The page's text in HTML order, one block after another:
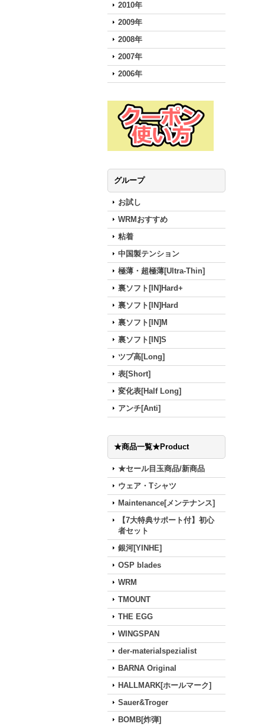
2010年
2009年
2008年
2007年
2006年
グループ
お試し
WRMおすすめ
粘着
中国製テンション
極薄・超極薄[Ultra-Thin]
裏ソフト[IN]Hard+
裏ソフト[IN]Hard
裏ソフト[IN]M
裏ソフト[IN]S
ツブ高[Long]
表[Short]
変化表[Half Long]
アンチ[Anti]
★商品一覧★Product
★セール目玉商品/新商品
ウェア・Tシャツ
Maintenance[メンテナンス]
【7大特典サポート付】初心
者セット
銀河[YINHE]
OSP blades
WRM
TMOUNT
THE EGG
WINGSPAN
der-materialspezialist
BARNA Original
HALLMARK[ホールマーク]
Sauer&Troger
BOMB[炸弾]